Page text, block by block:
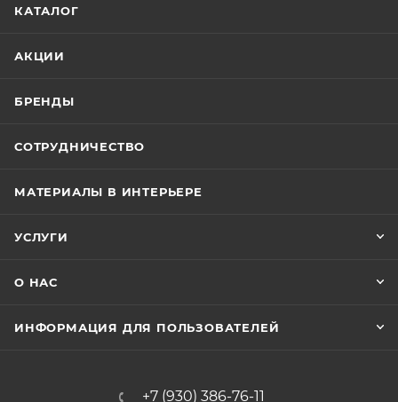
КАТАЛОГ
АКЦИИ
БРЕНДЫ
СОТРУДНИЧЕСТВО
МАТЕРИАЛЫ В ИНТЕРЬЕРЕ
УСЛУГИ
О НАС
ИНФОРМАЦИЯ ДЛЯ ПОЛЬЗОВАТЕЛЕЙ
+7 (930) 386-76-11